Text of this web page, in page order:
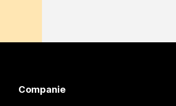
Companie